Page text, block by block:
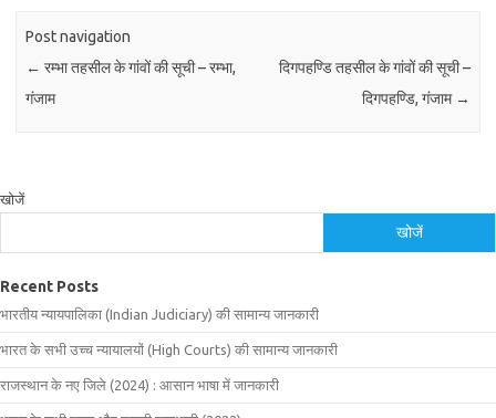
Post navigation
← रम्भा तहसील के गांवों की सूची – रम्भा,
गंजाम
दिगपहण्डि तहसील के गांवों की सूची –
दिगपहण्डि, गंजाम →
खोजें
खोजें
Recent Posts
भारतीय न्यायपालिका (Indian Judiciary) की सामान्य जानकारी
भारत के सभी उच्च न्यायालयों (High Courts) की सामान्य जानकारी
राजस्थान के नए जिले (2024) : आसान भाषा में जानकारी